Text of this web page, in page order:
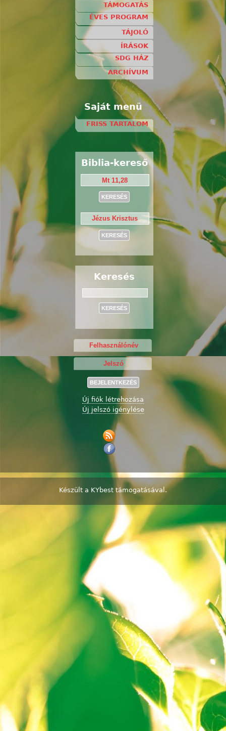
TÁMOGATÁS
ÉVES PROGRAM
TÁJOLÓ
ÍRÁSOK
SDG HÁZ
ARCHÍVUM
Saját menü
FRISS TARTALOM
Biblia-kereső
Keresés
Új fiók létrehozása
Új jelszó igénylése
Készült a KYbest támogatásával.